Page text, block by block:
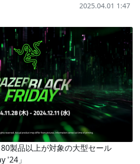
2025.04.01 1:47
製品以上が対象の大型セール
'24」